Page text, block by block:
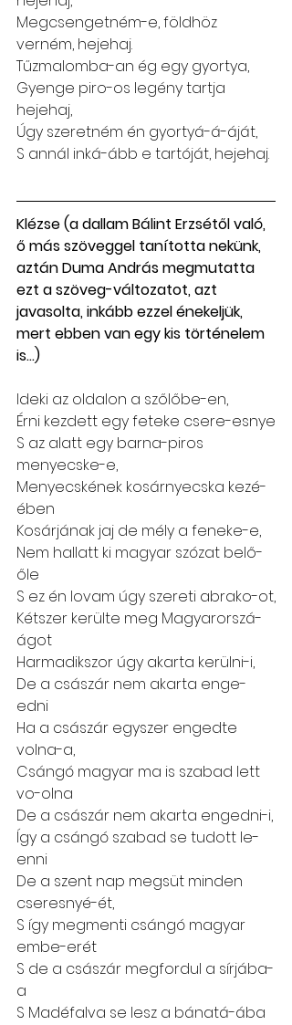
Megcsengetném-e, földhöz
verném, hejehaj.
Tűzmalomba-an ég egy gyortya,
Gyenge piro-os legény tartja
hejehaj,
Úgy szeretném én gyortyá-á-áját,
S annál inká-ább e tartóját, hejehaj.
Klézse (a dallam Bálint Erzsétől való,
ő más szöveggel tanította nekünk,
aztán Duma András megmutatta
ezt a szöveg-változatot, azt
javasolta, inkább ezzel énekeljük,
mert ebben van egy kis történelem
is...)
Ideki az oldalon a szőlőbe-en,
Érni kezdett egy feteke csere-esnye
S az alatt egy barna-piros
menyecske-e,
Menyecskének kosárnyecska kezé-
ében
Kosárjának jaj de mély a feneke-e,
Nem hallatt ki magyar szózat belő-
őle
S ez én lovam úgy szereti abrako-ot,
Kétszer kerülte meg Magyarorszá-
ágot
Harmadikszor úgy akarta kerülni-i,
De a császár nem akarta enge-
edni
Ha a császár egyszer engedte
volna-a,
Csángó magyar ma is szabad lett
vo-olna
De a császár nem akarta engedni-i,
Így a csángó szabad se tudott le-
enni
De a szent nap megsüt minden
cseresnyé-ét,
S így megmenti csángó magyar
embe-erét
S de a császár megfordul a sírjába-
a
S Madéfalva se lesz a bánatá-ába